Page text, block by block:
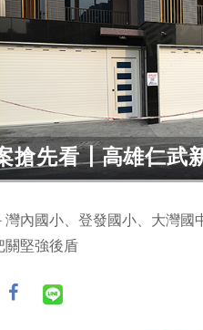
搶先看┃高雄仁武
灣內國小、登發國小、大灣國
關堅強後盾